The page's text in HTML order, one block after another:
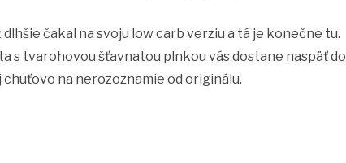
čakal na svoju low carb verziu a tá je konečne tu.
s tvarohovou šťavnatou plnkou vás dostane naspäť do
na nerozoznamie od originálu.